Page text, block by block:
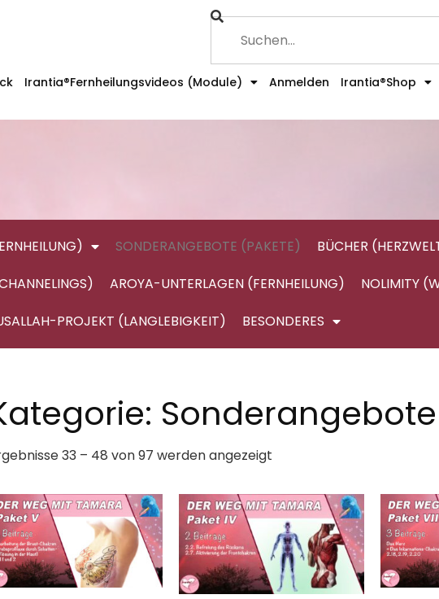
Irantia®Fernheilungsvideos (Module) Anmelden Irantia®Shop
SONDERANGEBOTE (PAKETE)
BÜCHER
AROYA-UNTERLAGEN (FERNHEILUNG)
NOLIMITY
PROJEKT (LANGLEBIGKEIT)
BESONDERES
Sonderangebote
33 – 48 von 97 werden angezeigt